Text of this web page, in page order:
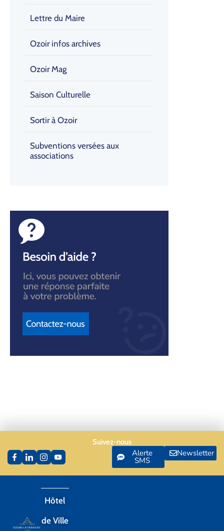
Lettre du Maire
Ozoir infos archives
Ozoir Mag
Saison Culturelle
Sortir à Ozoir
Subventions versées aux
associations
Hôtel
de Ville
Suivez-nous
Alerte
SMS
Newsletter